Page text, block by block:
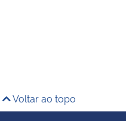
Voltar ao topo